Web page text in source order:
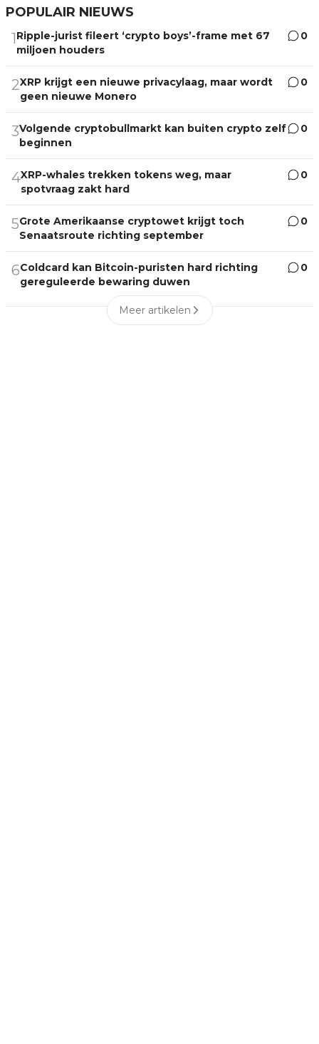
POPULAIR NIEUWS
1Ripple-jurist fileert ‘crypto boys’-frame met 67
miljoen houders
0
2XRP krijgt een nieuwe privacylaag, maar wordt
geen nieuwe Monero
0
3Volgende cryptobullmarkt kan buiten crypto zelf
beginnen
0
4XRP-whales trekken tokens weg, maar
spotvraag zakt hard
0
5Grote Amerikaanse cryptowet krijgt toch
Senaatsroute richting september
0
6Coldcard kan Bitcoin-puristen hard richting
gereguleerde bewaring duwen
0
Meer artikelen